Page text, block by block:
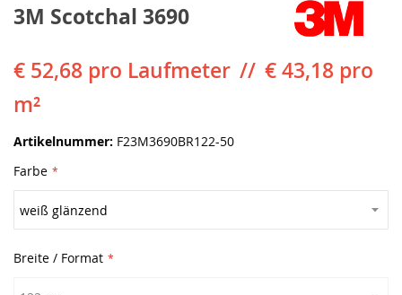
3M Scotchal 3690
€ 52,68 pro Laufmeter
€ 43,18 pro
m²
Artikelnummer F23M3690BR122-50
Farbe
Breite / Format